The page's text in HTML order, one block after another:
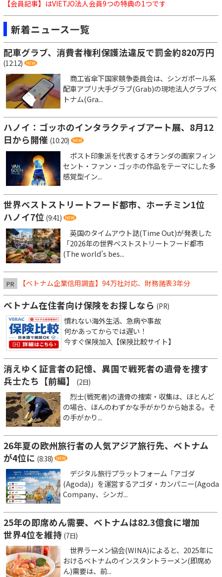
【会員記事】はVIETJO法人会員9つの特典の1つです
新着ニュース一覧
配車グラブ、消費者権利保護法違反で罰金約820万円
(12:12)
商工省傘下国家競争委員会は、シンガポール系
配車アプリ大手グラブ(Grab)の現地法人グラブベ
トナム(Gra...
ハノイ：ゴッホのインタラクティブアート展、8月12
日から開催 (10:20)
ポスト印象派を代表するオランダの画家フィン
セント・ファン・ゴッホの作品をテーマにした多
感覚型イン...
世界ベストストリートフード都市、ホーチミン1位
ハノイ7位 (9:41)
英国のタイムアウト誌(Time Out)が発表した
「2026年の世界ベストストリートフード都市
(The world’s bes...
PR 【ベトナム企業信用調査】94万社対応、財務諸表3年分
ベトナム在住者向け保険をお探しなら (PR)
慣れない海外生活、急病や事故
何かあってからでは遅い！
今すぐ保険加入【保険比較サイト】
消えゆく証言者の記憶、異国で戦死者の遺骨を捜す
兵士たち【前編】
(2日)
烈士(戦死者)の遺骨の捜索・収集は、ほとんど
の場合、ほんのわずかな手がかりから始まる。そ
の手がかり...
26年夏の欧州旅行者の人気アジア旅行先、ベトナム
が4位に (8:38)
デジタル旅行プラットフォーム「アゴダ
(Agoda)」を運営するアゴダ・カンパニー(Agoda
Company、シンガ...
25年の即席めん需要、ベトナムは82.3億食に増加
世界4位を維持 (7日)
世界ラーメン協会(WINA)によると、2025年に
おけるベトナムのインスタントラーメン(即席め
ん)需要は、前...